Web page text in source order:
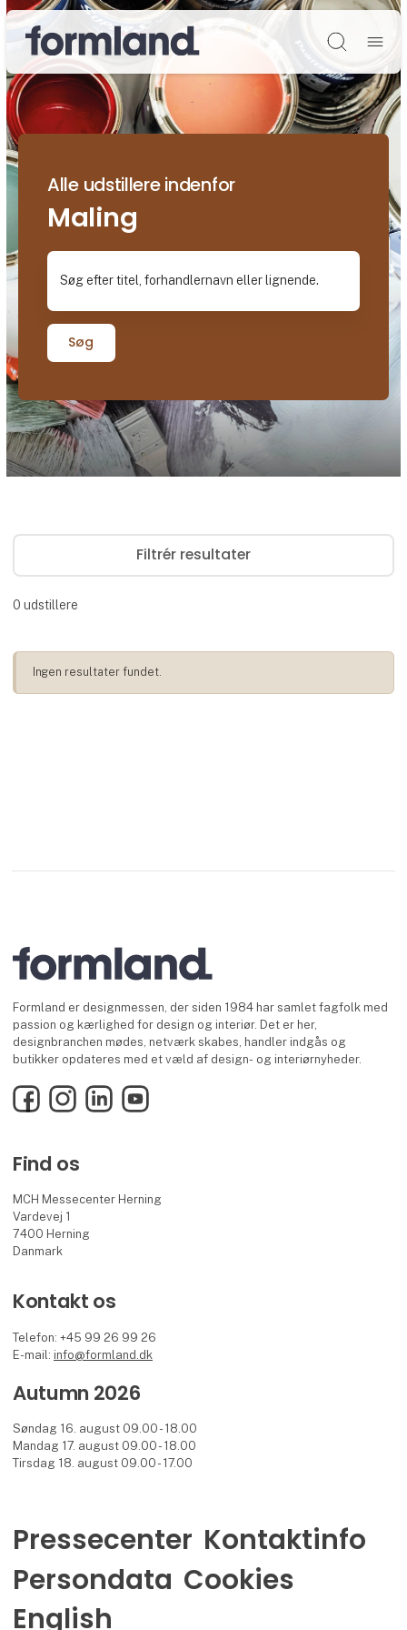
Søg
Alle udstillere indenfor
Maling
Søg efter titel, forhandlernavn eller lignende.
Søg
Filtrér resultater
0 udstillere
Ingen resultater fundet.
Formland er designmessen, der siden 1984 har samlet fagfolk med
passion og kærlighed for design og interiør. Det er her,
designbranchen mødes, netværk skabes, handler indgås og
butikker opdateres med et væld af design- og interiørnyheder.
FacebookInstagramLinkedInYouTube
Find os
MCH Messecenter Herning
Vardevej 1
7400 Herning
Danmark
Kontakt os
Telefon: +45 99 26 99 26
E-mail: info@formland.dk
Autumn 2026
Søndag 16. august 09.00 - 18.00
Mandag 17. august 09.00 - 18.00
Tirsdag 18. august 09.00 - 17.00
Pressecenter Kontaktinfo
Persondata Cookies
English